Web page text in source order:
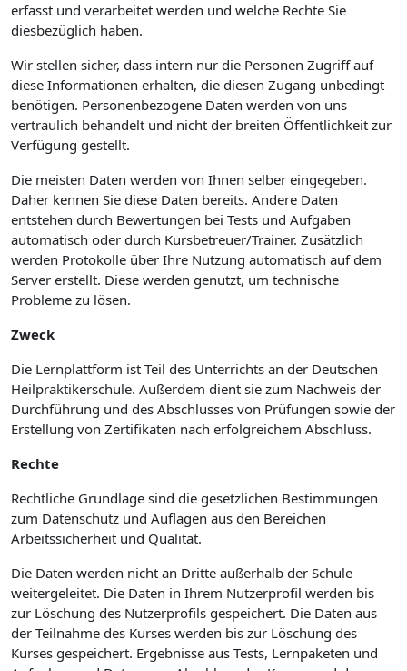
erfasst und verarbeitet werden und welche Rechte Sie
diesbezüglich haben.
Wir stellen sicher, dass intern nur die Personen Zugriff auf
diese Informationen erhalten, die diesen Zugang unbedingt
benötigen. Personenbezogene Daten werden von uns
vertraulich behandelt und nicht der breiten Öffentlichkeit zur
Verfügung gestellt.
Die meisten Daten werden von Ihnen selber eingegeben.
Daher kennen Sie diese Daten bereits. Andere Daten
entstehen durch Bewertungen bei Tests und Aufgaben
automatisch oder durch Kursbetreuer/Trainer. Zusätzlich
werden Protokolle über Ihre Nutzung automatisch auf dem
Server erstellt. Diese werden genutzt, um technische
Probleme zu lösen.
Zweck
Die Lernplattform ist Teil des Unterrichts an der Deutschen
Heilpraktikerschule. Außerdem dient sie zum Nachweis der
Durchführung und des Abschlusses von Prüfungen sowie der
Erstellung von Zertifikaten nach erfolgreichem Abschluss.
Rechte
Rechtliche Grundlage sind die gesetzlichen Bestimmungen
zum Datenschutz und Auflagen aus den Bereichen
Arbeitssicherheit und Qualität.
Die Daten werden nicht an Dritte außerhalb der Schule
weitergeleitet. Die Daten in Ihrem Nutzerprofil werden bis
zur Löschung des Nutzerprofils gespeichert. Die Daten aus
der Teilnahme des Kurses werden bis zur Löschung des
Kurses gespeichert. Ergebnisse aus Tests, Lernpaketen und